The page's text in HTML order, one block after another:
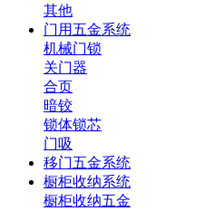
其他
门用五金系统
机械门锁
关门器
合页
暗铰
锁体锁芯
门吸
移门五金系统
橱柜收纳系统
橱柜收纳五金